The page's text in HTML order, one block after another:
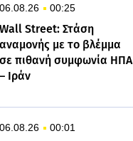
06.08.26 00:25
Wall Street: Στάση
αναμονής με το βλέμμα
σε πιθανή συμφωνία ΗΠΑ
– Ιράν
06.08.26 00:01